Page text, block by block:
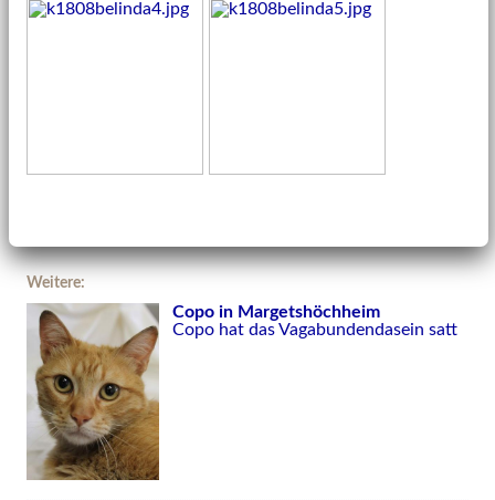
Weitere:
Copo in Margetshöchheim
Copo hat das Vagabundendasein satt